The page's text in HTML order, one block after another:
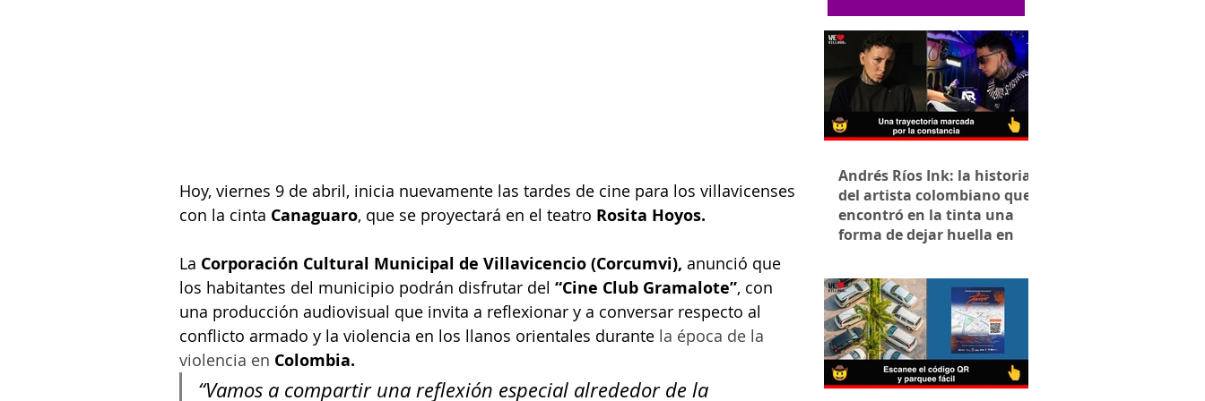
Hoy, viernes 9 de abril, inicia nuevamente las tardes de cine para los villavicenses
con la cinta Canaguaro, que se proyectará en el teatro Rosita Hoyos.
La Corporación Cultural Municipal de Villavicencio (Corcumvi), anunció que
los habitantes del municipio podrán disfrutar del “Cine Club Gramalote”, con
una producción audiovisual que invita a reflexionar y a conversar respecto al
conflicto armado y la violencia en los llanos orientales durante la época de la
violencia en Colombia.
“Vamos a compartir una reflexión especial alrededor de la
Andrés Ríos Ink: la historia
del artista colombiano que
encontró en la tinta una
forma de dejar huella en